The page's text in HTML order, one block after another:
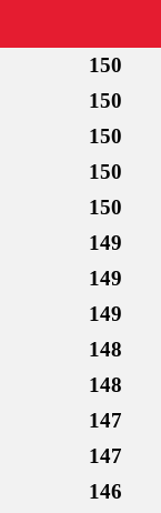
150
150
150
150
150
149
149
149
148
148
147
147
146